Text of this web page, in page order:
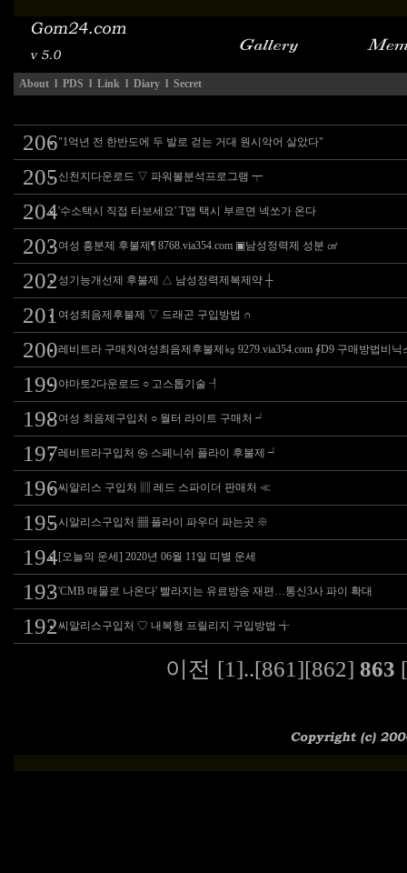
About l PDS l Link l Diary l Secret
206"1억년 전 한반도에 두 발로 걷는 거대 원시악어 살았다"
205신천지다운로드 ▽ 파워볼분석프로그램 ┯
204'수소택시 직접 타보세요' T맵 택시 부르면 넥쏘가 온다
203여성 흥분제 후불제¶ 8768.via354.com ▣남성정력제 성분 ㎠
202 성기능개선제 후불제 △ 남성정력제복제약 ┼
201 여성최음제후불제 ▽ 드래곤 구입방법 ∩
200레비트라 구매처여성최음제후불제㎏ 9279.via354.com ∮D9 구매방법비
199야마토2다운로드 ○ 고스톱기술 ┦
198여성 최음제구입처 ○ 월터 라이트 구매처 ┙
197레비트라구입처 ㉿ 스페니쉬 플라이 후불제 ┙
196씨알리스 구입처 ▥ 레드 스파이더 판매처 ≪
195시알리스구입처 ▦ 플라이 파우더 파는곳 ※
194 [오늘의 운세] 2020년 06월 11일 띠별 운세
193'CMB 매물로 나온다' 빨라지는 유료방송 재편…통신3사 파이 확대
192씨알리스구입처 ♡ 내복형 프릴리지 구입방법 ╅
이전 [1]..[861][862] 863